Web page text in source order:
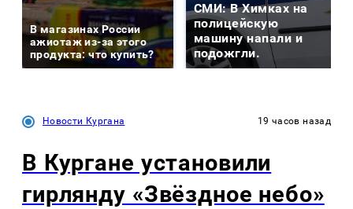
В магазинах России
ажиотаж из-за этого
продукта: что купить?
СМИ: В Химках на
полицейскую
машину напали и
подожгли.
Новости Кургана 19 часов назад
В Кургане установили
гирлянду «Звёздное небо»